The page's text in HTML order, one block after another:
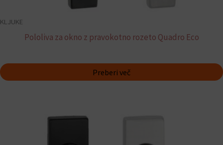
KLJUKE
Pololiva za okno z pravokotno rozeto Quadro Eco
Preberi več